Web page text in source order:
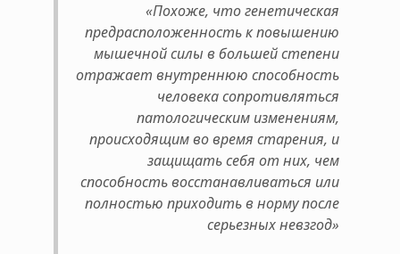
«Похоже, что генетическая
предрасположенность к повышению
мышечной силы в большей степени
отражает внутреннюю способность
человека сопротивляться
патологическим изменениям,
происходящим во время старения, и
защищать себя от них, чем
способность восстанавливаться или
полностью приходить в норму после
серьезных невзгод»